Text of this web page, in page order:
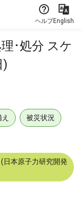
ヘルプEnglish
･処分 スケ
)
被災状況
日本原子力研究開発